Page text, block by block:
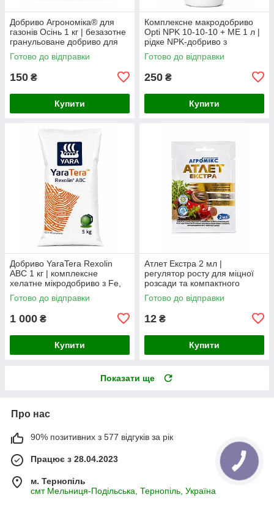
Добриво Агрономіка® для
газонів Осінь 1 кг | безазотне
гранульоване добриво для
підготовки газону
Готово до відправки
150 ₴
Купити
Комплексне макродобриво
Opti NPK 10-10-10 + ME 1 л |
рідке NPK-добриво з
фосфітами та хелатними
мікроелементами для
Готово до відправки
250 ₴
Купити
Добриво YaraTera Rexolin
ABC 1 кг | комплексне
хелатне мікродобриво з Fe,
Mn, Zn, Cu, Mg, B та Mo
Готово до відправки
1 000 ₴
Купити
Атлет Екстра 2 мл |
регулятор росту для міцної
розсади та компактного
розвитку рослин
Готово до відправки
12 ₴
Купити
Показати ще
Про нас
90% позитивних з 577 відгуків за рік
Працює з 28.04.2023
м. Тернопіль
смт Мельниця-Подільська, Тернопіль, Україна